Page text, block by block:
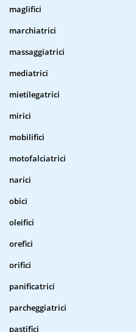
maglifici
marchiatrici
massaggiatrici
mediatrici
mietilegatrici
mirici
mobilifici
motofalciatrici
narici
obici
oleifici
orefici
orifici
panificatrici
parcheggiatrici
pastifici